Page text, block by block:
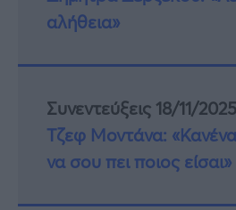
αλήθεια»
Συνεντεύξεις 18/11/2025
Τζεφ Μοντάνα:
να σου πει ποιος είσαι»